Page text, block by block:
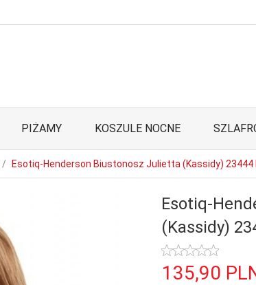
PIŻAMY KOSZULE NOCNE
Esotiq-Henderson Biustonosz Julietta (Kassidy) 23444
Esotiq-
(Kassidy)
135,90